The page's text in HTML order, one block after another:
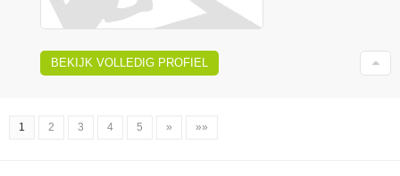
BEKIJK VOLLEDIG PROFIEL
1 2 3 4 5 » »»